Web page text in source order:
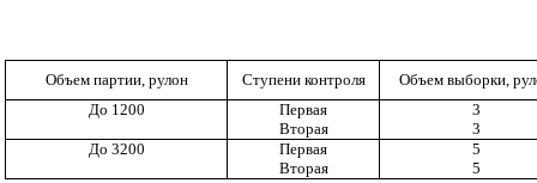
Объем партии, рулон Ступени контроля
Объем выборки,
До 1200
Первая
Вторая
3
3
До 3200
Первая
Вторая
5
5